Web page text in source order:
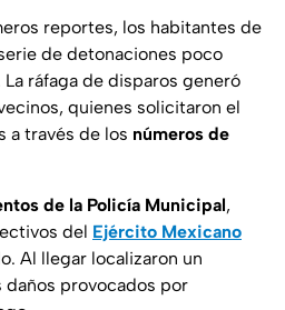
reportes, los habitantes de
de detonaciones poco
ráfaga de disparos generó
quienes solicitaron el
a través de los números de
de la Policía Municipal,
del Ejército Mexicano
Al llegar localizaron un
provocados por